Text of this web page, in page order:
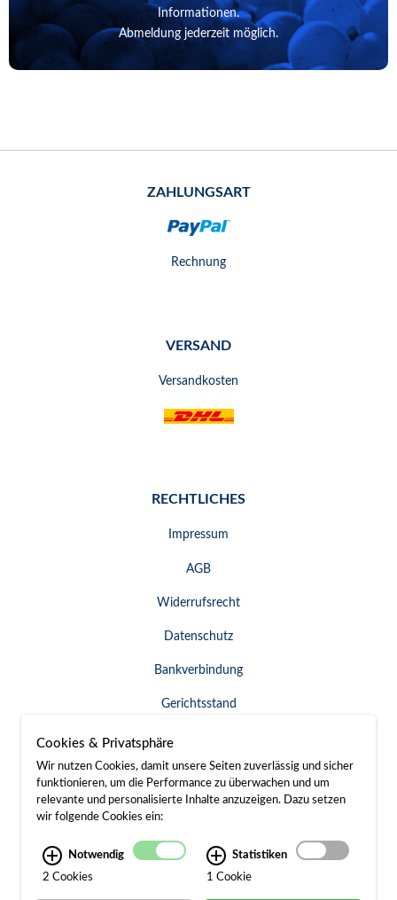
Informationen.
Abmeldung jederzeit möglich.
ZAHLUNGSART
Rechnung
VERSAND
Versandkosten
RECHTLICHES
Impressum
AGB
Widerrufsrecht
Datenschutz
Bankverbindung
Gerichtsstand
Widerruf erklären
SERVICE & KONTAKT
Besuch / Anfahrt
Kontakt
Cookies & Privatsphäre
Wir nutzen Cookies, damit unsere Seiten zuverlässig und sicher
funktionieren, um die Performance zu überwachen und um
relevante und personalisierte Inhalte anzuzeigen. Dazu setzen
wir folgende Cookies ein:
Notwendig
2 Cookies
Statistiken
1 Cookie